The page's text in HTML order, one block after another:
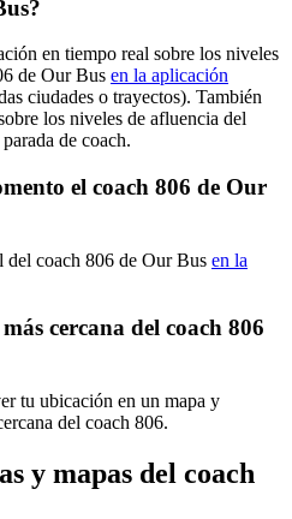
en tiempo real sobre los niveles
de Our Bus en la aplicación
ciudades o trayectos). También
los niveles de afluencia del
de coach.
el coach 806 de Our
del coach 806 de Our Bus en la
cercana del coach 806
tu ubicación en un mapa y
del coach 806.
y mapas del coach